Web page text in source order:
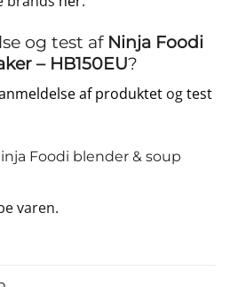
og test af Ninja Foodi
– HB150EU?
af produktet ogtest
Foodi blender & soup
varen.